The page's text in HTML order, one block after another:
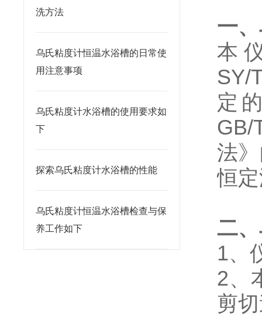
洗方法
乌氏粘度计恒温水浴槽的日常使
用注意事项
乌氏粘度计水浴槽的使用要求如
下
探索乌氏粘度计水浴槽的性能
乌氏粘度计恒温水浴槽检查与保
养工作如下
一、
本
SY/
定
GB/
法
恒
二、
1、
2、
剪